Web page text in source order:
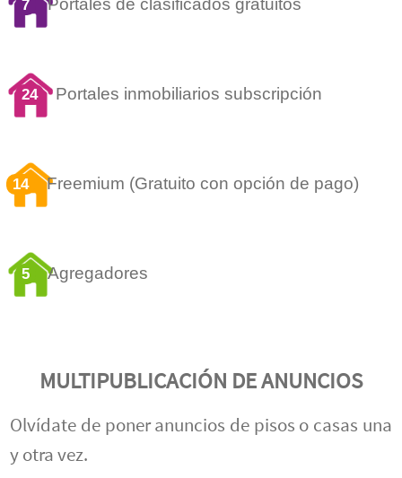
7
24 Portales inmobiliarios subscripción
14 Freemium (Gratuito con opción de pago)
5 Agregadores
MULTIPUBLICACIÓN DE ANUNCIOS
Olvídate de poner anuncios de pisos o casas una
y otra vez.